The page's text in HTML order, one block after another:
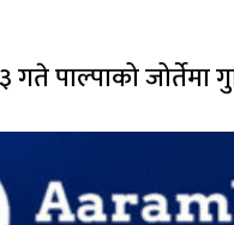
गते पाल्पाको